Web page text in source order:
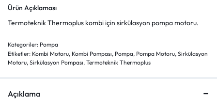
Ürün Açıklaması
Termoteknik Thermoplus kombi için sirkülasyon pompa motoru.
Kategoriler: Pompa
Etiketler: Kombi Motoru, Kombi Pompası, Pompa, Pompa Motoru, Sirkülasyon
Motoru, Sirkülasyon Pompası, Termoteknik Thermoplus
Açıklama